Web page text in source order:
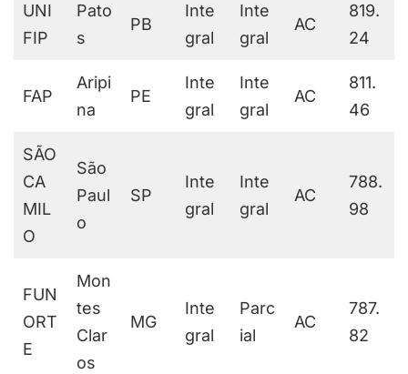
UNI
FIP
Pato
s
PB
Inte
gral
Inte
gral
AC
819.
24
FAP
Aripi
na
PE
Inte
gral
Inte
gral
AC
811.
46
SÃO
CA
MIL
O
São
Paul
o
SP
Inte
gral
Inte
gral
AC
788.
98
FUN
ORT
E
Mon
tes
Clar
os
MG
Inte
gral
Parc
ial
AC
787.
82